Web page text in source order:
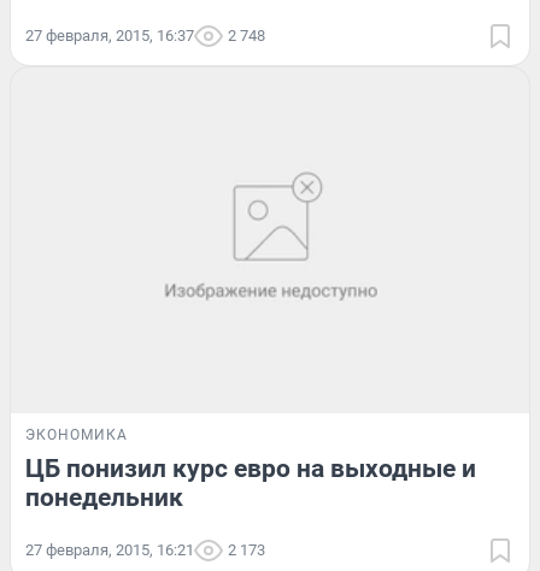
27 февраля, 2015, 16:37 2 748
ЭКОНОМИКА
ЦБ понизил курс евро на выходные и
понедельник
27 февраля, 2015, 16:21 2 173